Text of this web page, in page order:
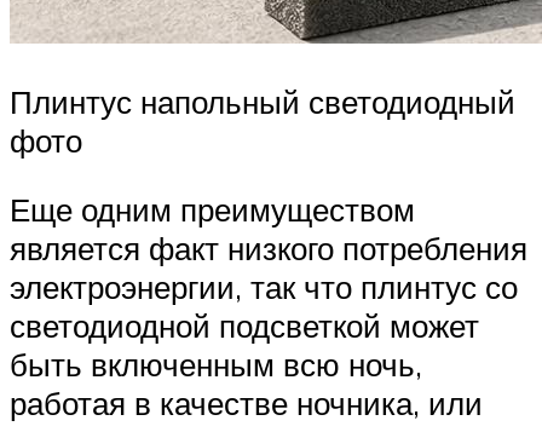
Плинтус напольный светодиодный
фото
Еще одним преимуществом
является факт низкого потребления
электроэнергии, так что плинтус со
светодиодной подсветкой может
быть включенным всю ночь,
работая в качестве ночника, или